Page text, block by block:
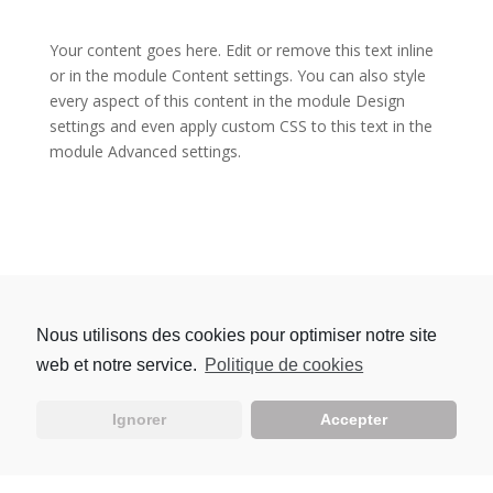
Nous utilisons des cookies pour optimiser notre site
web et notre service. Politique de cookies
Ignorer Accepter
Your content goes here. Edit or remove this text inline
or in the module Content settings. You can also style
every aspect of this content in the module Design
settings and even apply custom CSS to this text in the
module Advanced settings.